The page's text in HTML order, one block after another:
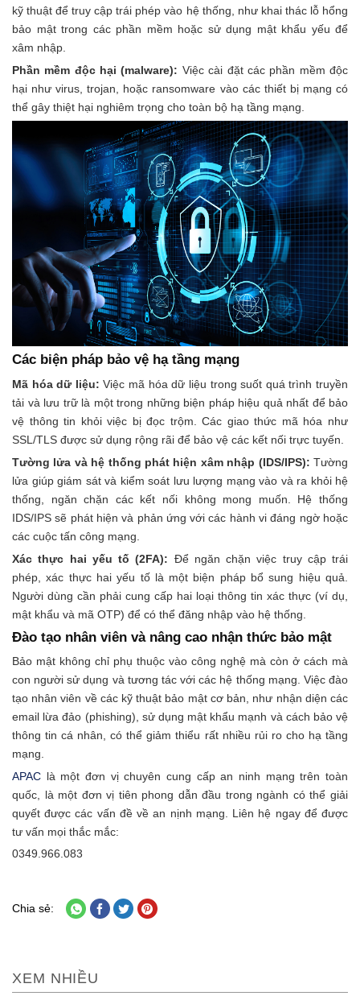
kỹ thuật để truy cập trái phép vào hệ thống, như khai thác lỗ hổng
bảo mật trong các phần mềm hoặc sử dụng mật khẩu yếu để
xâm nhập.
Phần mềm độc hại (malware): Việc cài đặt các phần mềm độc
hại như virus, trojan, hoặc ransomware vào các thiết bị mạng có
thể gây thiệt hại nghiêm trọng cho toàn bộ hạ tầng mạng.
Các biện pháp bảo vệ hạ tầng mạng
Mã hóa dữ liệu: Việc mã hóa dữ liệu trong suốt quá trình truyền
tải và lưu trữ là một trong những biện pháp hiệu quả nhất để bảo
vệ thông tin khỏi việc bị đọc trộm. Các giao thức mã hóa như
SSL/TLS được sử dụng rộng rãi để bảo vệ các kết nối trực tuyến.
Tường lửa và hệ thống phát hiện xâm nhập (IDS/IPS): Tường
lửa giúp giám sát và kiểm soát lưu lượng mạng vào và ra khỏi hệ
thống, ngăn chặn các kết nối không mong muốn. Hệ thống
IDS/IPS sẽ phát hiện và phản ứng với các hành vi đáng ngờ hoặc
các cuộc tấn công mạng.
Xác thực hai yếu tố (2FA): Để ngăn chặn việc truy cập trái
phép, xác thực hai yếu tố là một biện pháp bổ sung hiệu quả.
Người dùng cần phải cung cấp hai loại thông tin xác thực (ví dụ,
mật khẩu và mã OTP) để có thể đăng nhập vào hệ thống.
Đào tạo nhân viên và nâng cao nhận thức bảo mật
Bảo mật không chỉ phụ thuộc vào công nghệ mà còn ở cách mà
con người sử dụng và tương tác với các hệ thống mạng. Việc đào
tạo nhân viên về các kỹ thuật bảo mật cơ bản, như nhận diện các
email lừa đảo (phishing), sử dụng mật khẩu mạnh và cách bảo vệ
thông tin cá nhân, có thể giảm thiểu rất nhiều rủi ro cho hạ tầng
mạng.
APAC là một đơn vị chuyên cung cấp an ninh mạng trên toàn
quốc, là một đơn vị tiên phong dẫn đầu trong ngành có thể giải
quyết được các vấn đề về an nịnh mạng. Liên hệ ngay để được
tư vấn mọi thắc mắc:
0349.966.083
Chia sẻ:
XEM NHIỀU